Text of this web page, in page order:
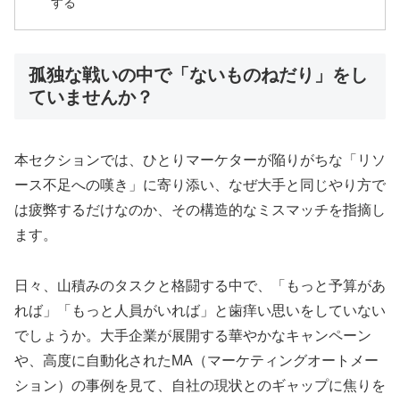
孤独な戦いの中で「ないものねだり」をし
ていませんか？
本セクションでは、ひとりマーケターが陥りがちな「リソ
ース不足への嘆き」に寄り添い、なぜ大手と同じやり方で
は疲弊するだけなのか、その構造的なミスマッチを指摘し
ます。
日々、山積みのタスクと格闘する中で、「もっと予算があ
れば」「もっと人員がいれば」と歯痒い思いをしていない
でしょうか。大手企業が展開する華やかなキャンペーン
や、高度に自動化されたMA（マーケティングオートメー
ション）の事例を見て、自社の現状とのギャップに焦りを